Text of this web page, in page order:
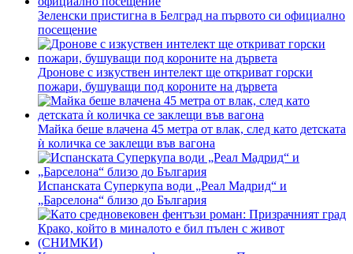
Зеленски пристигна в Белград на първото си официално
посещение
Дронове с изкуствен интелект ще откриват горски
пожари, бушуващи под короните на дървета
Майка беше влачена 45 метра от влак, след като детската
ѝ количка се заклещи във вагона
Испанската Суперкупа води „Реал Мадрид“ и
„Барселона“ близо до България